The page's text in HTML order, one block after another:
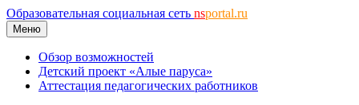
Образовательная социальная сеть nsportal.ru
Меню
Обзор возможностей
Детский проект «Алые паруса»
Аттестация педагогических работников